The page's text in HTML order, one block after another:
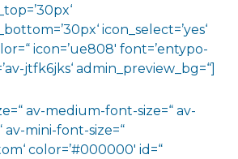
icon_select=’yes‘
icon=’ue808′ font=’entypo-
jtfk6jks‘ admin_preview_bg=“]
av-medium-font-size=“ av-
av-mini-font-size=“
color=’#000000′ id=“